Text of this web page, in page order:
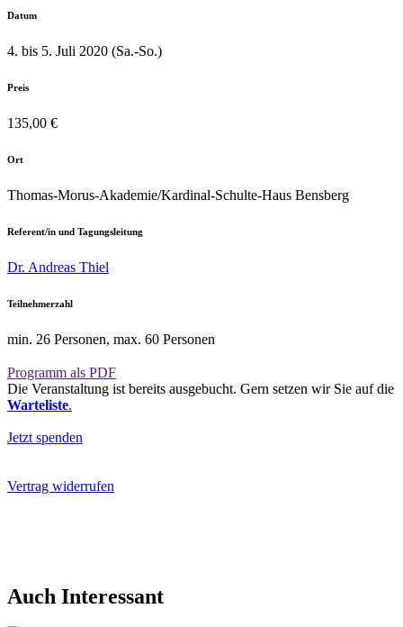
Datum
4. bis 5. Juli 2020 (Sa.-So.)
Preis
135,00 €
Ort
Thomas-Morus-Akademie/Kardinal-Schulte-Haus Bensberg
Referent/in und Tagungsleitung
Dr. Andreas Thiel
Teilnehmerzahl
min. 26 Personen, max. 60 Personen
Programm als PDF
Die Veranstaltung ist bereits ausgebucht. Gern setzen wir Sie auf die
Warteliste.
Jetzt spenden
Vertrag widerrufen
Auch Interessant